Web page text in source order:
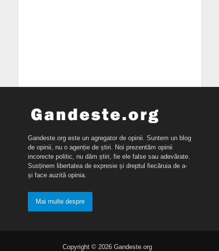
Gandeste.org este un agregator de opinii. Suntem un blog
de opinii, nu o agenție de știri. Noi prezentăm opinii
incorecte politic, nu dăm știri, fie ele false sau adevărate.
Susținem libertatea de expresie și dreptul fiecăruia de a-
și face auzită opinia.
Mai multe despre
Copyright © 2026 Gandeste.org